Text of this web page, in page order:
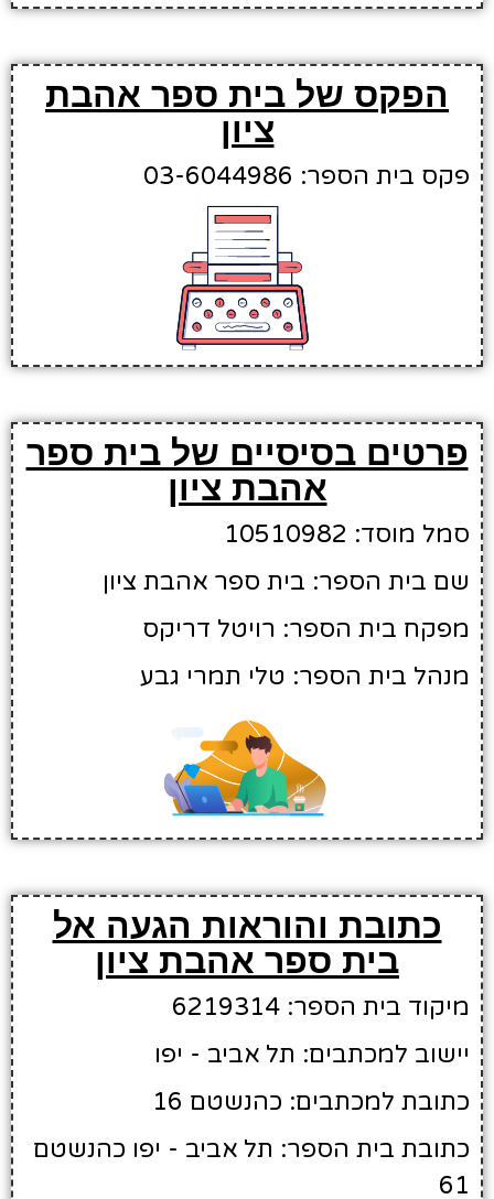
הפקס של בית ספר אהבת
ציון
פקס בית הספר: 03-6044986
פרטים בסיסיים של בית ספר
אהבת ציון
סמל מוסד: 10510982
שם בית הספר: בית ספר אהבת ציון
מפקח בית הספר: רויטל דריקס
מנהל בית הספר: טלי תמרי גבע
כתובת והוראות הגעה אל
בית ספר אהבת ציון
מיקוד בית הספר: 6219314
יישוב למכתבים: תל אביב - יפו
כתובת למכתבים: כהנשטם 16
כתובת בית הספר: תל אביב - יפו כהנשטם
61